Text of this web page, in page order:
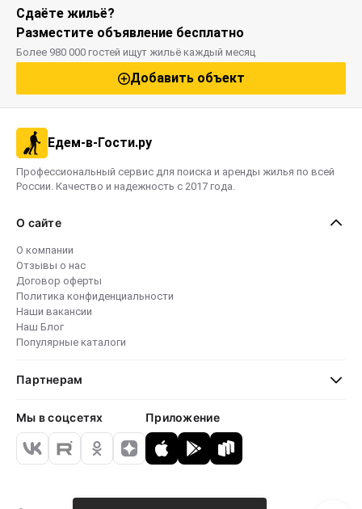
Сдаёте жильё?
Разместите объявление бесплатно
Более 980 000 гостей ищут жильё каждый месяц
Добавить объект
Едем-в-Гости.ру
Профессиональный сервис для поиска и аренды жилья по всей
России. Качество и надежность с 2017 года.
О сайте
О компании
Отзывы о нас
Договор оферты
Политика конфиденциальности
Наши вакансии
Наш Блог
Популярные каталоги
Партнерам
Мы в соцсетях Приложение